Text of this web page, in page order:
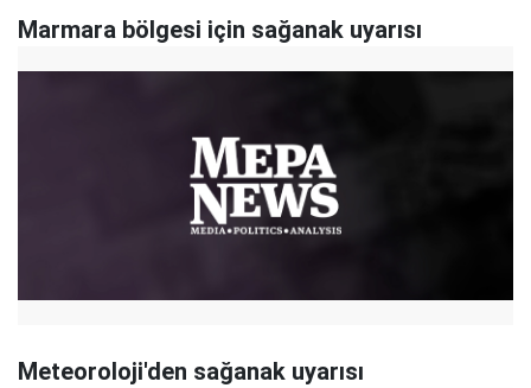
Marmara bölgesi için sağanak uyarısı
Meteoroloji'den sağanak uyarısı